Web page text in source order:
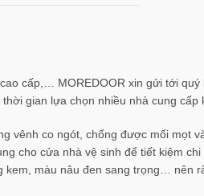
cấp,… MOREDOOR xin gửi tới quý
gian lựa chọn nhiều nhà cung cấp
vênh co ngót, chống được mối mọt
cho cửa nhà vệ sinh để tiết kiệm
màu nâu đen sang trọng… nên